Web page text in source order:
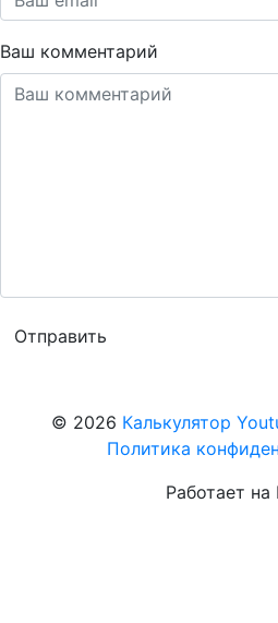
Ваш комментарий
© 2026 Калькулятор
Политика
Работает на